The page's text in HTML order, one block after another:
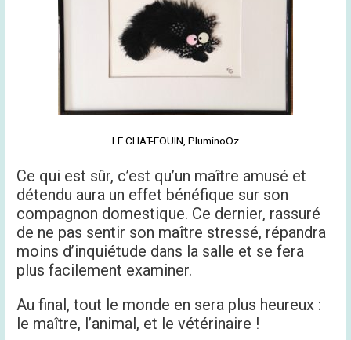
LE CHAT-FOUIN, PluminoOz
Ce qui est sûr, c’est qu’un maître amusé et
détendu aura un effet bénéfique sur son
compagnon domestique. Ce dernier, rassuré
de ne pas sentir son maître stressé, répandra
moins d’inquiétude dans la salle et se fera
plus facilement examiner.
Au final, tout le monde en sera plus heureux :
le maître, l’animal, et le vétérinaire !